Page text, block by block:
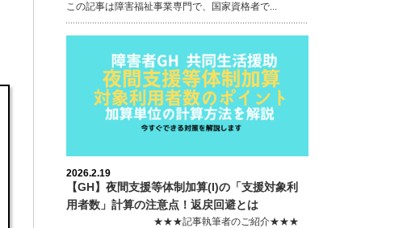
この記事は障害福祉事業専門で、国家資格者で...
2026.2.19
【GH】夜間支援等体制加算(I)の「支援対象利
用者数」計算の注意点！返戻回避とは
★★★記事執筆者のご紹介★★★